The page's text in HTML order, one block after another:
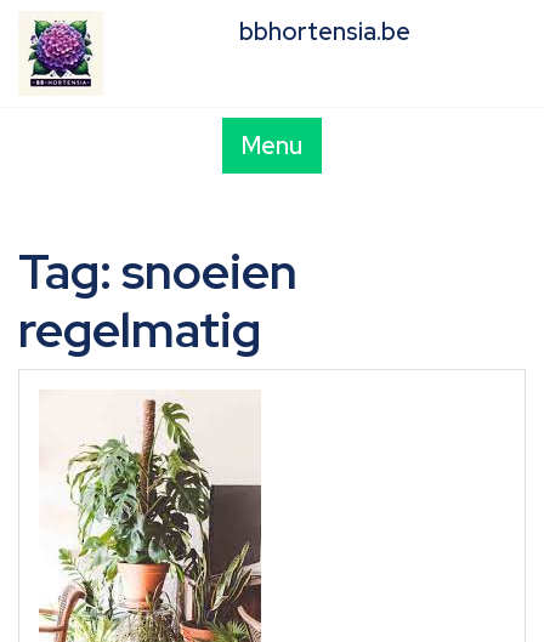
content
bbhortensia.be
Menu
Tag:snoeien
regelmatig